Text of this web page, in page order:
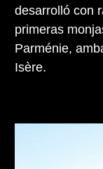
desarrolló con
primeras
Parménie,
Isère.